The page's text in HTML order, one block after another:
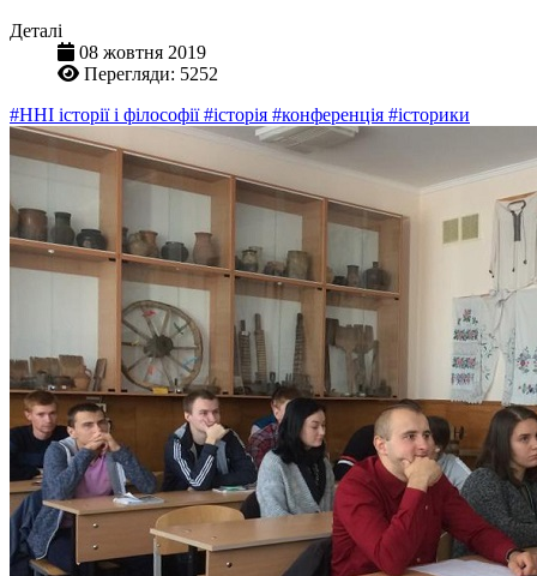
Деталі
08 жовтня 2019
Перегляди: 5252
#ННІ історії і філософії#історія #конференція #історики